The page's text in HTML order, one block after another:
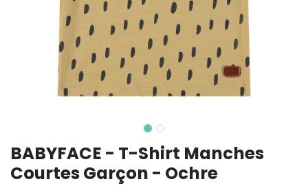
BABYFACE - T-Shirt Manches
Courtes Garçon - Ochre